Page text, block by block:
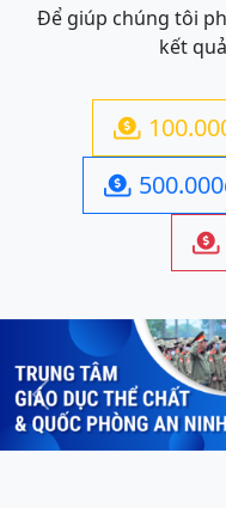
Để giúp chúng tôi
kết



Previous